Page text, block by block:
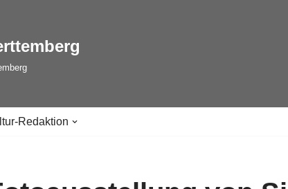
Redaktion